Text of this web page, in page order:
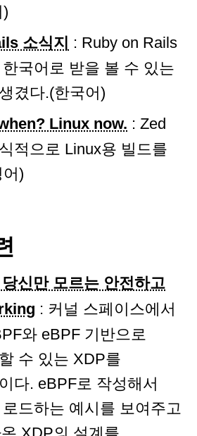
소식지
: Ruby on Rails
국어로 받을 볼 수 있는
겼다.(한국어)
Linux now. : Zed
적으로 Linux용 빌드를
)
신만 모르는 안전하고
: 커널 스페이스에서
와 eBPF 기반으로
수 있는 XDP를
다. eBPF로 작성해서
드하는 예시를 보여주고